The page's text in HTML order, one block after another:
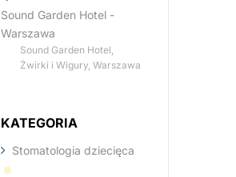
Sound Garden Hotel -
Warszawa
Sound Garden Hotel,
Żwirki i Wigury, Warszawa
KATEGORIA
Stomatologia dziecięca